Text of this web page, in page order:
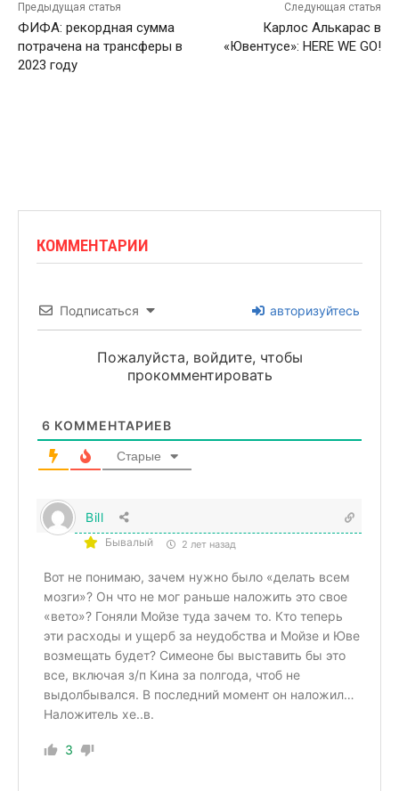
Предыдущая статья
ФИФА: рекордная сумма
потрачена на трансферы в
2023 году
Следующая статья
Карлос Алькарас в
«Ювентусе»: HERE WE GO!
КОММЕНТАРИИ
Подписаться авторизуйтесь
Пожалуйста, войдите, чтобы
прокомментировать
6 КОММЕНТАРИЕВ
Старые
Bill
Бывалый 2 лет назад
Вот не понимаю, зачем нужно было «делать всем
мозги»? Он что не мог раньше наложить это свое
«вето»? Гоняли Мойзе туда зачем то. Кто теперь
эти расходы и ущерб за неудобства и Мойзе и Юве
возмещать будет? Симеоне бы выставить бы это
все, включая з/п Кина за полгода, чтоб не
выдолбывался. В последний момент он наложил…
Наложитель хе..в.
3